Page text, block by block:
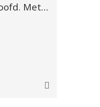
Daan Inghelram, hoofd. Met een pen in de hand.